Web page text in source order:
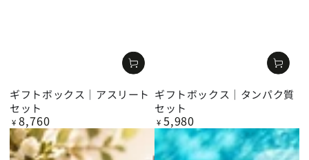
ギフトボックス｜アスリート
セット
定
価
¥ 8,760
ギフトボックス｜タンパク質
セット
定
価
¥ 5,980